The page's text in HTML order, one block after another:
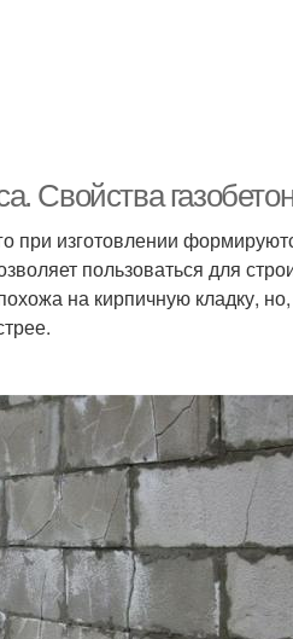
Свойства
при изготовлении
пользоваться для
на кирпичную кладку, но,